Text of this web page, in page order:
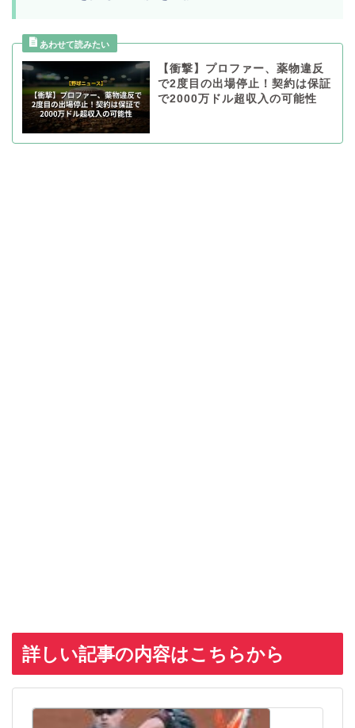
【衝撃】プロファー、薬物違反
で2度目の出場停止！契約は保証
で2000万ドル超収入の可能性
詳しい記事の内容はこちらから